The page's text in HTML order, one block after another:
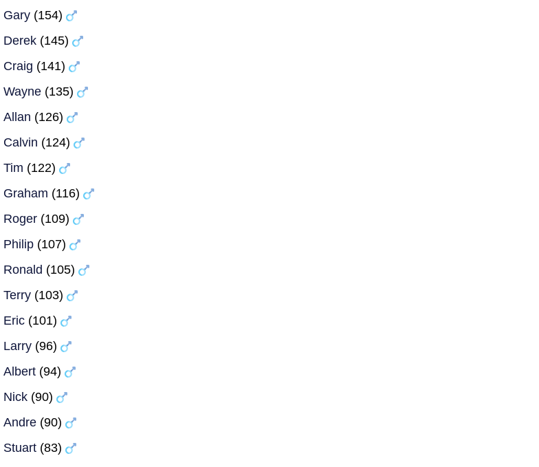
Gary(154)
Derek(145)
Craig (141)
Wayne(135)
Allan (126)
Calvin (124)
Tim (122)
Graham (116)
Roger(109)
Philip(107)
Ronald (105)
Terry(103)
Eric(101)
Larry(96)
Albert(94)
Nick(90)
Andre(90)
Stuart(83)